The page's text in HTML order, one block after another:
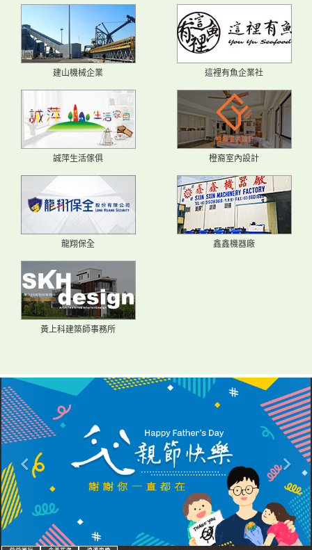
建山機械企業 這裡有魚企業社
誠萍生活傢俱 橙裔室內設計
龍翔保全 鑫鑫機器廠
黃上科建築師事務所